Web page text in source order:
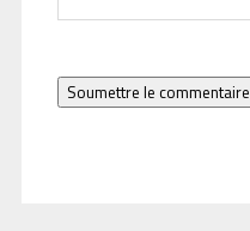
Soumettre le commentaire